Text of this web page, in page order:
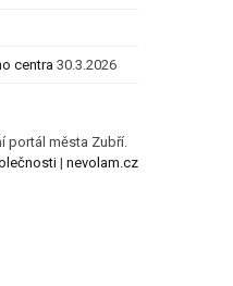
centra 30.3.2026
portál města Zubří.
| nevolam.cz